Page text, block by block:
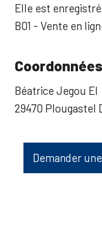
Elle est
B01 - Vente en
Coordonnées
Béatrice Jegou EI
29470 Plougastel
Demander